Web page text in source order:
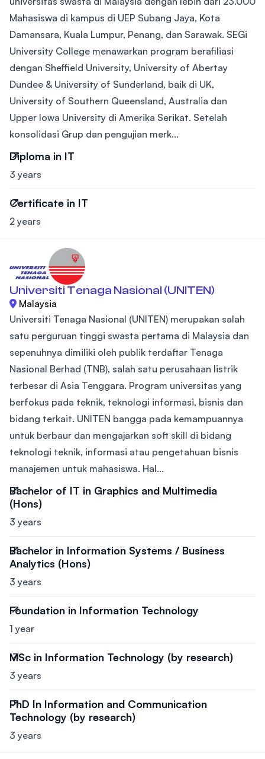
Mahasiswa di kampus di UEP Subang Jaya, Kota
Damansara, Kuala Lumpur, Penang, dan Sarawak. SEGi
University College menawarkan program berafiliasi
dengan Sheffield University, University of Abertay
Dundee & University of Sunderland, baik di UK,
University of Southern Queensland, Australia dan
Upper Iowa University di Amerika Serikat. Setelah
konsolidasi Grup dan pengujian merk...
Diploma in IT
3 years
Certificate in IT
2 years
Universiti Tenaga Nasional (UNITEN)
Malaysia
Universiti Tenaga Nasional (UNITEN) merupakan salah
satu perguruan tinggi swasta pertama di Malaysia dan
sepenuhnya dimiliki oleh publik terdaftar Tenaga
Nasional Berhad (TNB), salah satu perusahaan listrik
terbesar di Asia Tenggara. Program universitas yang
berfokus pada teknik, teknologi informasi, bisnis dan
bidang terkait. UNITEN bangga pada kemampuannya
untuk berbaur dan mengajarkan soft skill di bidang
teknologi teknik, informasi atau pengetahuan bisnis
manajemen untuk mahasiswa. Hal...
Bachelor of IT in Graphics and Multimedia
(Hons)
3 years
Bachelor in Information Systems / Business
Analytics (Hons)
3 years
Foundation in Information Technology
1 year
MSc in Information Technology (by research)
3 years
PhD In Information and Communication
Technology (by research)
3 years